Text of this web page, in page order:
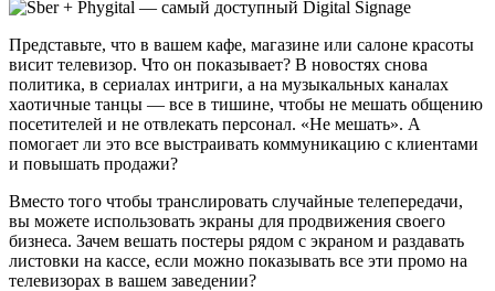
Представьте, что в вашем кафе, магазине или салоне красоты
висит телевизор. Что он показывает? В новостях снова
политика, в сериалах интриги, а на музыкальных каналах
хаотичные танцы — все в тишине, чтобы не мешать общению
посетителей и не отвлекать персонал. «Не мешать». А
помогает ли это все выстраивать коммуникацию с клиентами
и повышать продажи?
Вместо того чтобы транслировать случайные телепередачи,
вы можете использовать экраны для продвижения своего
бизнеса. Зачем вешать постеры рядом с экраном и раздавать
листовки на кассе, если можно показывать все эти промо на
телевизорах в вашем заведении?